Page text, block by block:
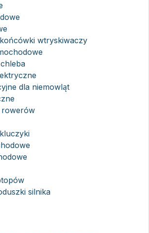
wtryskiwaczy
dla niemowląt
rowerów
silnika